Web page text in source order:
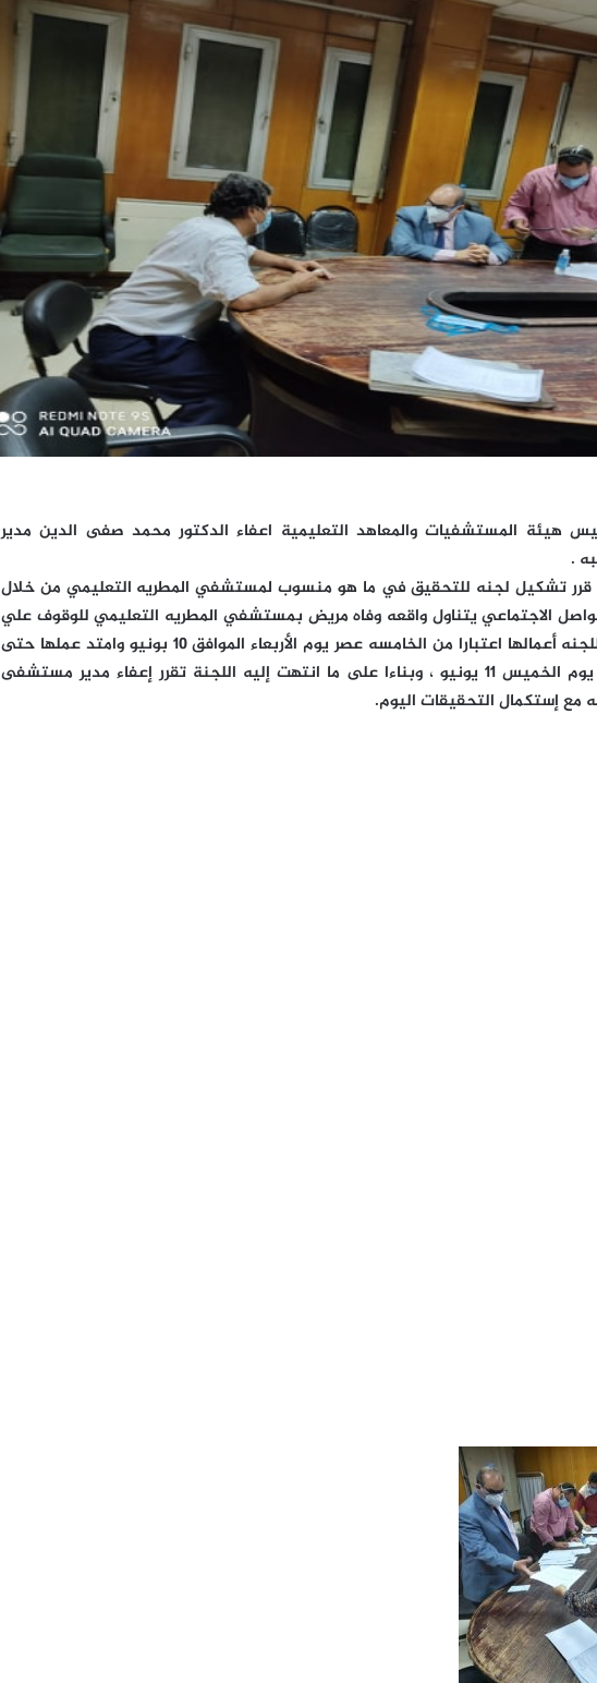
هيئة المستشفيات والمعاهد التعليمية اعفاء الدكتور محمد صفى الدين مدير
.
قرر تشكيل لجنه للتحقيق في ما هو منسوب لمستشفي المطريه التعليمي من خلال
الاجتماعي يتناول واقعه وفاه مريض بمستشفي المطريه التعليمي للوقوف علي
صحه الواقعه. وقد باشرت اللجنه أعمالها اعتبارا من الخامسه عصر يوم الأربعاء الموافق 10 بونيو وامتد عملها حتى
وقت متأخر امتد الي صباح يوم الخميس 11 يونيو ، وبناءا على ما انتهت إليه اللجنة تقرر إعفاء مدير مستشفى
مع إستكمال التحقيقات اليوم.